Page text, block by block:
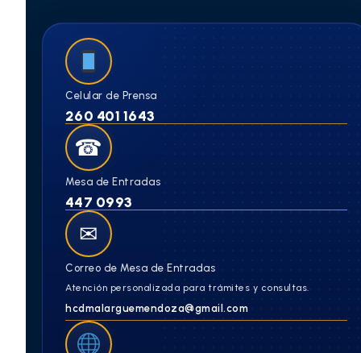
Celular de Prensa
260 401 1643
☎
Mesa de Entradas
447 0993
✉
Correo de Mesa de Entradas
Atención personalizada para trámites y consultas.
hcdmalarguemendoza@gmail.com